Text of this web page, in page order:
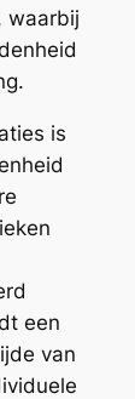
waarbij
is
een
van